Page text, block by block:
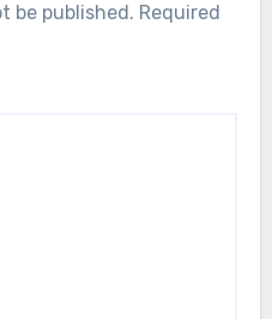
be published. Required